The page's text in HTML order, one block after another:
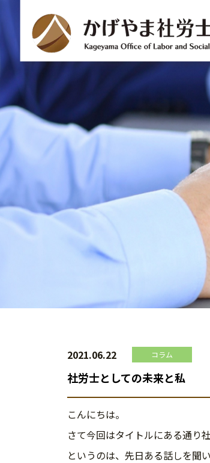
社労士としての未来と私
2021.06.22 コラム
こんにちは。
さて今回はタイトルにある通り
というのは、先日ある話しを聞